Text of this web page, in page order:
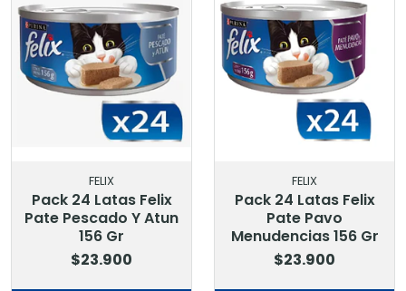
FELIX
Pack 24 Latas Felix
Pate Pescado Y Atun
156 Gr
$23.900
FELIX
Pack 24 Latas Felix
Pate Pavo
Menudencias 156 Gr
$23.900